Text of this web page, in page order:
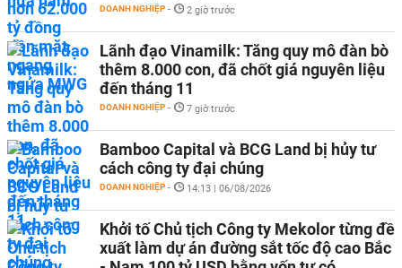
DOANH NGHIỆP - 2 giờ trước
Lãnh đạo Vinamilk: Tăng quy mô đàn bò
thêm 8.000 con, đã chốt giá nguyên liệu
đến tháng 11
DOANH NGHIỆP - 7 giờ trước
Bamboo Capital và BCG Land bị hủy tư
cách công ty đại chúng
DOANH NGHIỆP - 14:13 | 06/08/2026
Khởi tố Chủ tịch Công ty Mekolor từng đề
xuất làm dự án đường sắt tốc độ cao Bắc